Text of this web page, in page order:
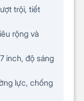
tốc độ rất
nhân tạo 16
trội, tiết
rộng và
inch, độ sáng
lực, chống